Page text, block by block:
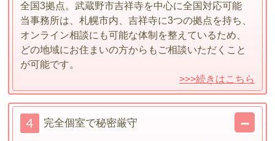
全国3拠点。武蔵野市吉祥寺を中心に全国対応可能
当事務所は、札幌市内、吉祥寺に3つの拠点を持ち、
オンライン相談にも可能な体制を整えているため、
どの地域にお住まいの方からもご相談いただくこと
が可能です。
>>>続きはこちら
完全個室で秘密厳守